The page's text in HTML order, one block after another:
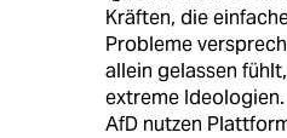
Kräften, die
Probleme
allein gelassen
extreme
AfD nutzen